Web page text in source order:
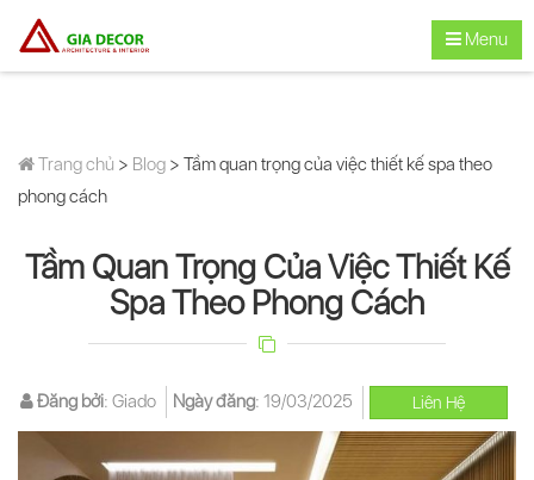
Menu
Trang chủ > Blog > Tầm quan trọng của việc thiết kế spa theo
phong cách
Tầm Quan Trọng Của Việc Thiết Kế
Spa Theo Phong Cách
Đăng bởi: Giado Ngày đăng: 19/03/2025 Liên Hệ